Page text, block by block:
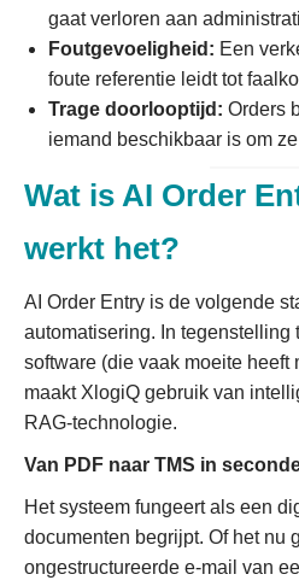
gaat verloren aan
Foutgevoeligheid: Een
foute referentie leidt tot
Trage doorlooptijd: Orders
iemand beschikbaar is om
Wat is AI Order
werkt het?
AI Order Entry is de volgende
automatisering. In tegenstelling
software (die vaak moeite heeft
maakt XlogiQ gebruik van
RAG-technologie.
Van PDF naar TMS in
Het systeem fungeert als een
documenten begrijpt. Of het nu
ongestructureerde e-mail van